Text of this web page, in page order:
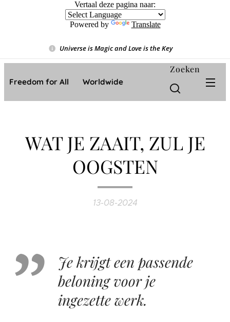
Vertaal deze pagina naar:
Powered by Translate
Universe is Magic and Love is the Key❤️
Freedom for All ❤️ Worldwide
Zoeken
WAT JE ZAAIT, ZUL JE
OOGSTEN
13-08-2024
Je krijgt een passende
beloning voor je
ingezette werk.